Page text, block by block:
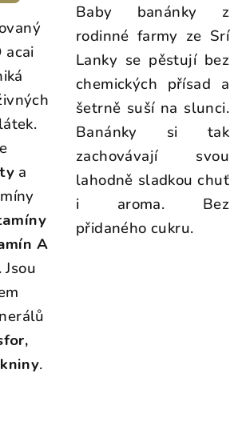
acai
a
A
Jsou
.
z
hvězdiček.
Baby banánky z
rodinné farmy ze Srí
Lanky se pěstují bez
chemických přísad a
šetrně suší na slunci.
Banánky si tak
zachovávají svou
lahodně sladkou chuť
i aroma. Bez
přidaného cukru.